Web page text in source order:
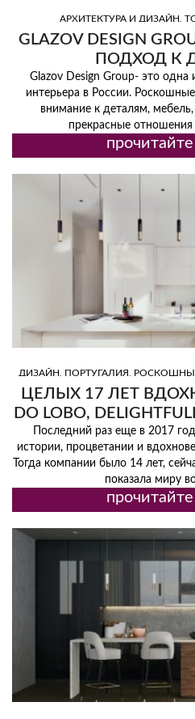
АРХИТЕКТУРА И ДИЗАЙН,
GLAZOV DESIGN
ПОДХОД К
Glazov Design Group- это одна
интерьера в России.
внимание к деталям,
прекрасные отношения
ДИЗАЙН ПОРТУГАЛИЯ
ЦЕЛЫХ 17 ЛЕТ
DO LOBO,
BRABBU, LUXXU И
ОТ COVET
Последний раз еще в 2017
истории, процветании и
Тогда компании было 14 лет,
показала миру